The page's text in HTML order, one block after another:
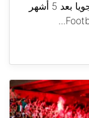
خاص Football Lebanon | صفوان إلى جويا بعد 5 أشهر